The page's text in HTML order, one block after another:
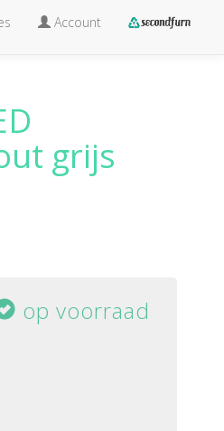
Account
grijs
op voorraad